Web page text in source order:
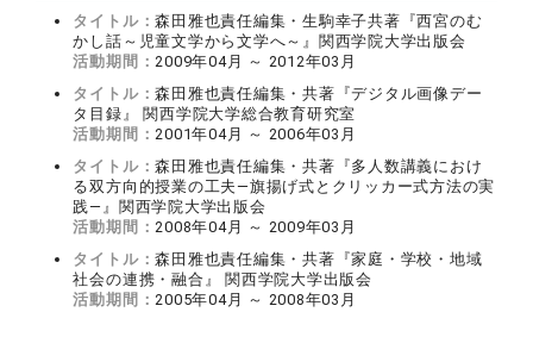
タイトル：森田雅也責任編集・生駒幸子共著『西宮のむ
かし話～児童文学から文学へ～』関西学院大学出版会
活動期間：2009年04月 ～ 2012年03月
タイトル：森田雅也責任編集・共著『デジタル画像デー
タ目録』 関西学院大学総合教育研究室
活動期間：2001年04月 ～ 2006年03月
タイトル：森田雅也責任編集・共著『多人数講義におけ
る双方向的授業の工夫―旗揚げ式とクリッカー式方法の実
践―』関西学院大学出版会
活動期間：2008年04月 ～ 2009年03月
タイトル：森田雅也責任編集・共著『家庭・学校・地域
社会の連携・融合』 関西学院大学出版会
活動期間：2005年04月 ～ 2008年03月